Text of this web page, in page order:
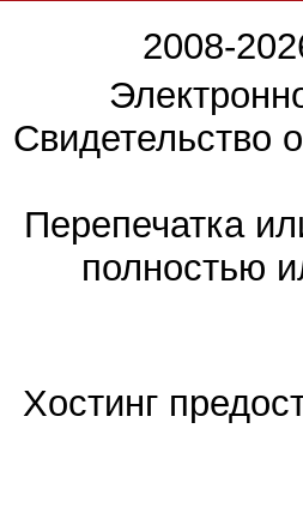
2008-
Перепечатка
полностью
Хостинг